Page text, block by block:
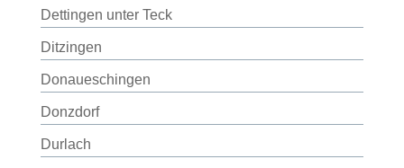
Dettingen unter Teck
Ditzingen
Donaueschingen
Donzdorf
Durlach